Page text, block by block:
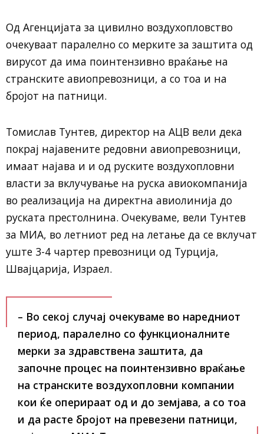
Од Агенцијата за цивилно воздухопловство
очекуваат паралелно со мерките за заштита од
вирусот да има поинтензивно враќање на
странските авиопревозници, а со тоа и на
бројот на патници.
Томислав Тунтев, директор на АЦВ вели дека
покрај најавените редовни авиопревозници,
имаат најава и и од руските воздухопловни
власти за вклучување на руска авиокомпанија
во реализација на директна авиолинија до
руската престолнина. Очекуваме, вели Тунтев
за МИА, во летниот ред на летање да се вклучат
уште 3-4 чартер превозници од Турција,
Швајцарија, Израел.
– Во секој случај очекуваме во наредниот
период, паралелно со функционалните
мерки за здравствена заштита, да
започне процес на поинтензивно враќање
на странските воздухопловни компании
кои ќе оперираат од и до земјава, а со тоа
и да расте бројот на превезени патници,